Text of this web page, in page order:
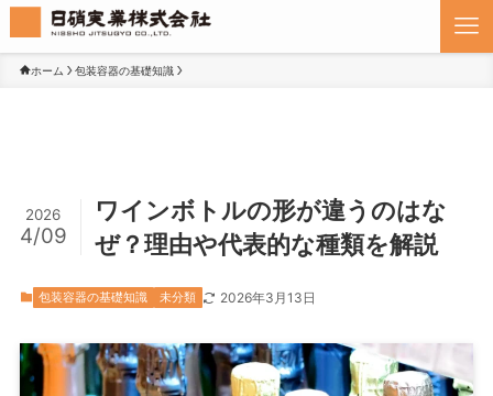
ホーム 包装容器の基礎知識
ワインボトルの形が違うのはな
ぜ？理由や代表的な種類を解説
2026
4/09
包装容器の基礎知識 未分類 2026年3月13日